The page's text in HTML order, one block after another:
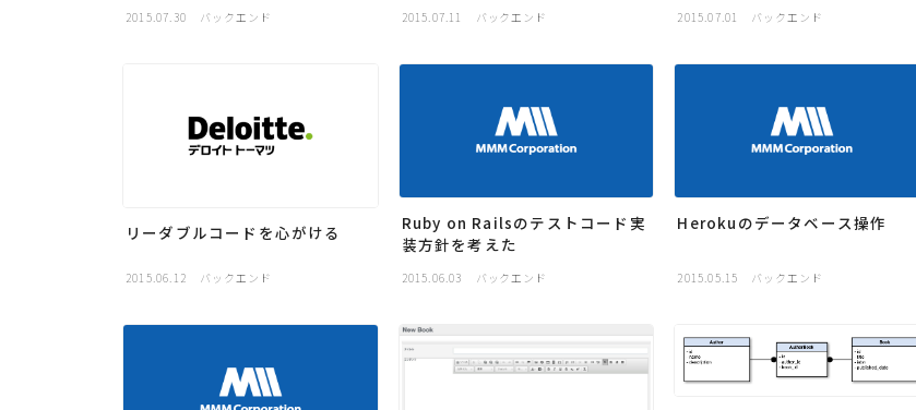
2015.07.30 バックエンド 2015.07.11 バックエンド 2015.07.01 バックエンド
リーダブルコードを心がける
2015.06.12 バックエンド
Ruby on Railsのテストコード実
装方針を考えた
2015.06.03 バックエンド
Herokuのデータベース操作
2015.05.15 バックエンド